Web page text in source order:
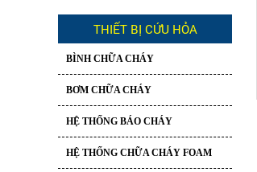
THIẾT BỊ CỨU HỎA
BÌNH CHỮA CHÁY
BƠM CHỮA CHÁY
HỆ THỐNG BÁO CHÁY
HỆ THỐNG CHỮA CHÁY FOAM